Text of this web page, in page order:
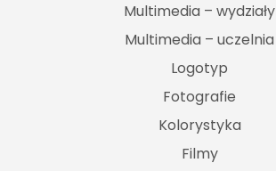
Multimedia – wydziały
Multimedia – uczelnia
Logotyp
Fotografie
Kolorystyka
Filmy